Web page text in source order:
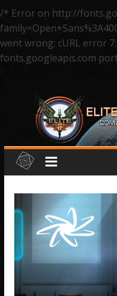
/* Error on http://
went wrong: cURL error
fonts.googleapis.com